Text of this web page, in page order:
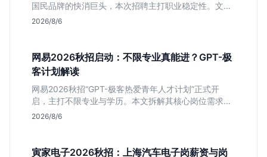
国民品牌的快消巨头，本次招聘主打职业稳定性。文章
深度解析管培生项目，明确文商科主攻品牌营销、理工
2026/8/6
网易2026秋招启动：不限专业真能进？GPT-极
客计划解读
网易2026秋招“GPT-极客热爱青年人才计划”正式开
启，主打不限专业与学历。本文拆解其核心岗位需求
（技术研发、游戏策划、算法），分析非科班同学的投
2026/8/6
寅家电子2026秋招：上海汽车电子岗薪资与岗